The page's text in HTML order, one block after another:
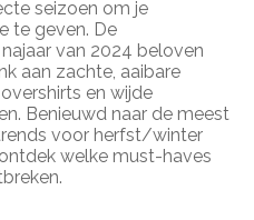
seizoen om je
te geven. De
van 2024 beloven
aan zachte, aaibare
en wijde
Benieuwd naar de meest
voor herfst/winter
welke must-haves